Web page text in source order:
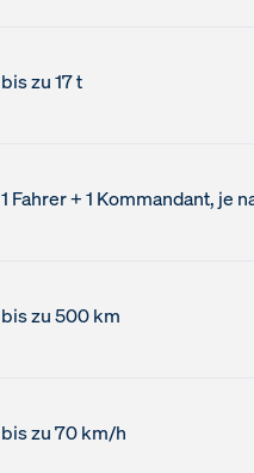
bis zu 17 t
1 Fahrer + 1 Kommandant, je
bis zu 500 km
bis zu 70 km/h